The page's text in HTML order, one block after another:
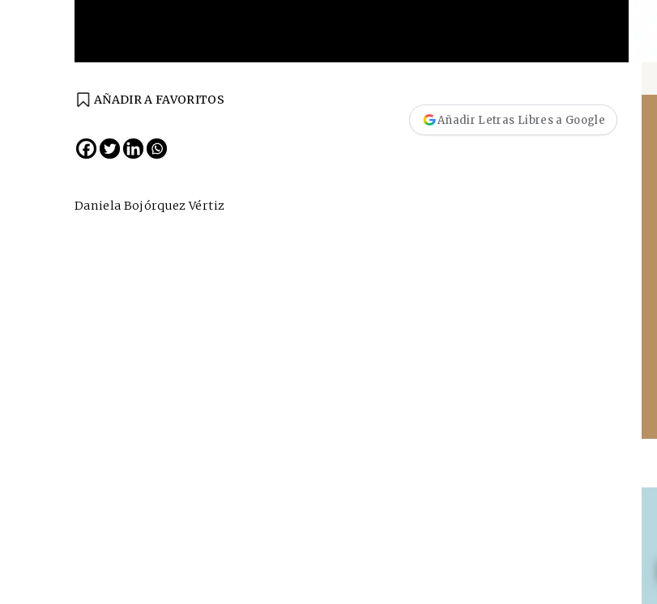
AÑADIR A FAVORITOS
Añadir Letras Libres a Google
Daniela Bojórquez Vértiz
EDICIÓN MÉXICO
N° 332 / Agosto 2026